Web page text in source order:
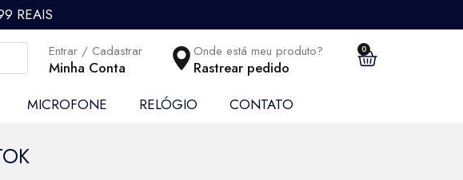
REAIS
Entrar / Cadastrar
Minha Conta
Onde está meu produto?
Rastrear pedido
0
MICROFONE RELÓGIO CONTATO